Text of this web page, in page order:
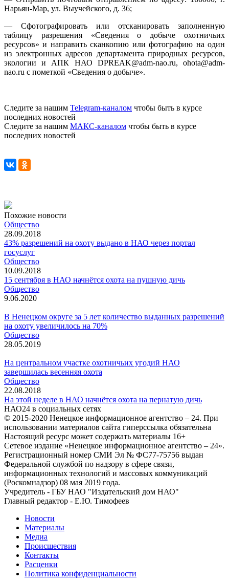
Нарьян-Мар, ул. Выучейского, д. 36;
— Сфотографировать или отсканировать заполненную
таблицу разрешения «Сведения о добыче охотничьих
ресурсов» и направить сканкопию или фотографию на один
из электронных адресов департамента природных ресурсов,
экологии и АПК НАО DPREAK@adm-nao.ru, ohota@adm-
nao.ru с пометкой «Сведения о добыче».
Следите за нашим Telegram-каналом чтобы быть в курсе
последних новостей
Следите за нашим МАКС-каналом чтобы быть в курсе
последних новостей
Похожие новости
Общество
28.09.2018
43% разрешений на охоту выдано в НАО через портал
госуслуг
Общество
10.09.2018
15 сентября в НАО начнётся охота на пушную дичь
Общество
9.06.2020
В Ненецком округе за 5 лет количество выданных разрешений
на охоту увеличилось на 70%
Общество
28.05.2019
На центральном участке охотничьих угодий НАО
завершилась весенняя охота
Общество
22.08.2018
На этой неделе в НАО начнётся охота на пернатую дичь
НАО24 в социальных сетях
© 2015-2020 Ненецкое информационное агентство – 24. При
использовании материалов сайта гиперссылка обязательна
Настоящий ресурс может содержать материалы 16+
Сетевое издание «Ненецкое информационное агентство – 24».
Регистрационный номер СМИ Эл № ФС77-75756 выдан
Федеральной службой по надзору в сфере связи,
информационных технологий и массовых коммуникаций
(Роскомнадзор) 08 мая 2019 года.
Учредитель - ГБУ НАО "Издательский дом НАО"
Главный редактор - Е.Ю. Тимофеев
Новости
Материалы
Медиа
Происшествия
Контакты
Расценки
Политика конфиденциальности